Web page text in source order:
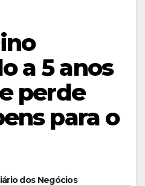
a 5 anos
perde
para o
dos Negócios